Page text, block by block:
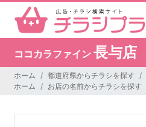
ココカラファイン 長与店
ホーム 都道府県からチラシを探す
ホーム
お店の名前からチラシを探す